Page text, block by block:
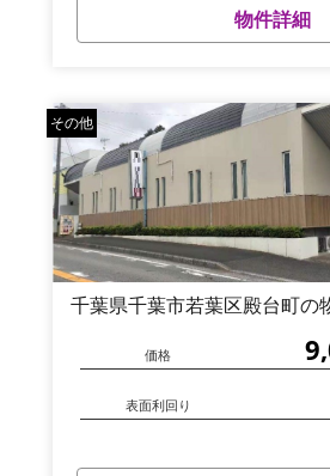
物件詳細
その他
千葉県千葉市若葉区殿台町の
価格
表面利回り